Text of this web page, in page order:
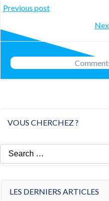
Post
navigation
Previous post
VOUS CHERCHEZ ?
Search
for:
LES DERNIERS ARTICLES